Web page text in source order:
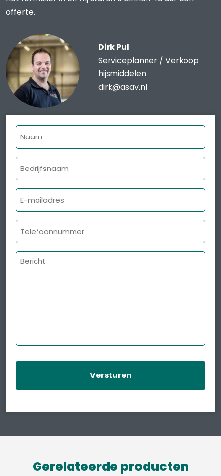
offerte.
Dirk Pul
Serviceplanner / Verkoop
hijsmiddelen
dirk@asav.nl
Naam
Bedrijfsnaam
E-
mailadres
Telefoonnummer
Bericht
Gerelateerde producten